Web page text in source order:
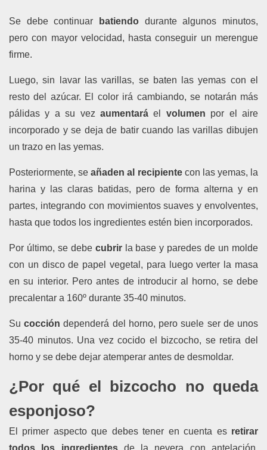
Se debe continuar batiendo durante algunos minutos,
pero con mayor velocidad, hasta conseguir un merengue
firme.
Luego, sin lavar las varillas, se baten las yemas con el
resto del azúcar. El color irá cambiando, se notarán más
pálidas y a su vez aumentará el volumen por el aire
incorporado y se deja de batir cuando las varillas dibujen
un trazo en las yemas.
Posteriormente, seañaden al recipientecon las yemas, la
harina y las claras batidas, pero de forma alterna y en
partes, integrando con movimientos suaves y envolventes,
hasta que todos los ingredientes estén bien incorporados.
Por último, se debe cubrir la base y paredes de un molde
con un disco de papel vegetal, para luego verter la masa
en su interior. Pero antes de introducir al horno, se debe
precalentar a 160º durante 35-40 minutos.
Sucocción dependerá del horno, pero suele ser de unos
35-40 minutos. Una vez cocido el bizcocho, se retira del
horno y se debe dejar atemperar antes de desmoldar.
¿Por qué el bizcocho no queda
esponjoso?
El primer aspecto que debes tener en cuenta es retirar
todos los ingredientesde la nevera con antelación,